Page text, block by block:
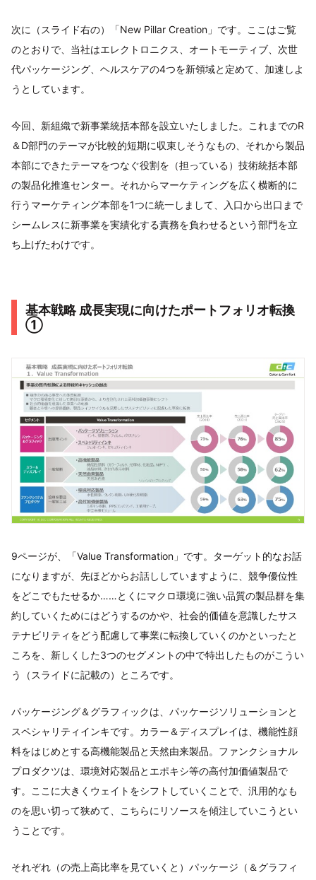
次に（スライド右の）「New Pillar Creation」です。ここはご覧
のとおりで、当社はエレクトロニクス、オートモーティブ、次世
代パッケージング、ヘルスケアの4つを新領域と定めて、加速しよ
うとしています。
今回、新組織で新事業統括本部を設立いたしました。これまでのR
＆D部門のテーマが比較的短期に収束しそうなもの、それから製品
本部にできたテーマをつなぐ役割を（担っている）技術統括本部
の製品化推進センター。それからマーケティングを広く横断的に
行うマーケティング本部を1つに統一しまして、入口から出口まで
シームレスに新事業を実績化する責務を負わせるという部門を立
ち上げたわけです。
基本戦略 成長実現に向けたポートフォリオ転換
①
9ページが、「Value Transformation」です。ターゲット的なお話
になりますが、先ほどからお話ししていますように、競争優位性
をどこでもたせるか……とくにマクロ環境に強い品質の製品群を集
約していくためにはどうするのかや、社会的価値を意識したサス
テナビリティをどう配慮して事業に転換していくのかといったと
ころを、新しくした3つのセグメントの中で特出したものがこうい
う（スライドに記載の）ところです。
パッケージング＆グラフィックは、パッケージソリューションと
スペシャリティインキです。カラー＆ディスプレイは、機能性顔
料をはじめとする高機能製品と天然由来製品。ファンクショナル
プロダクツは、環境対応製品とエポキシ等の高付加価値製品で
す。ここに大きくウェイトをシフトしていくことで、汎用的なも
のを思い切って狭めて、こちらにリソースを傾注していこうとい
うことです。
それぞれ（の売上高比率を見ていくと）パッケージ（＆グラフィ